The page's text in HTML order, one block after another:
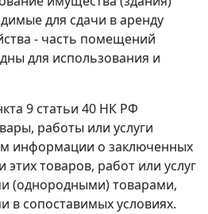
для сдачи в аренду
- часть помещений
для использования и
9 статьи 40 НК РФ
работы или услуги
информации о заключенных
товаров, работ или услуг
(однородными) товарами,
в сопоставимых условиях.